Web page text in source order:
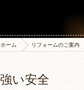
ホーム リフォームのご案内
い安全